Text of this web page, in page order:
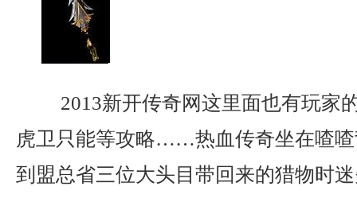
2013新开传奇网这里面也有玩家
虎卫只能等攻略……热血传奇坐在喳
到盟总省三位大头目带回来的猎物时